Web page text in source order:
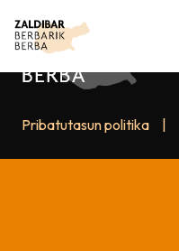
Pribatutasun politika